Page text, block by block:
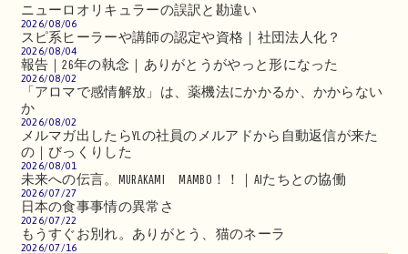
ニューロオリキュラーの誤訳と勘違い
2026/08/06
スピ系ヒーラーや講師の認定や資格｜社団法人化？
2026/08/04
報告｜26年の執念｜ありがとうがやっと形になった
2026/08/02
「アロマで感情解放」は、薬機法にかかるか、かからない
か
2026/08/02
メルマガ出したらYLの社員のメルアドから自動返信が来た
の｜びっくりした
2026/08/01
未来への伝言。MURAKAMI MAMBO！！｜AIたちとの協働
2026/07/27
日本の食事事情の異常さ
2026/07/22
もうすぐお別れ。ありがとう、猫のネーラ
2026/07/16